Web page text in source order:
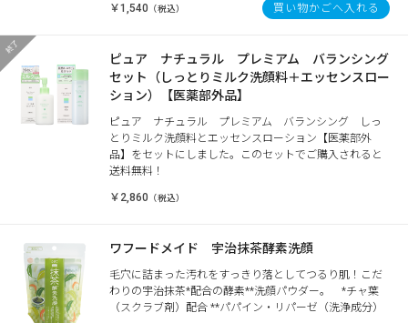
￥1,540 （税込） 買い物かごへ入れる
ピュア ナチュラル プレミアム バランシング
セット（しっとりミルク洗顔料＋エッセンスロー
ション）【医薬部外品】
ピュア ナチュラル プレミアム バランシング しっ
とりミルク洗顔料とエッセンスローション【医薬部外
品】をセットにしました。このセットでご購入されると
送料無料！
￥2,860 （税込）
ワフードメイド 宇治抹茶酵素洗顔
毛穴に詰まった汚れをすっきり落としてつるり肌！こだ
わりの宇治抹茶*配合の酵素**洗顔パウダー。 *チャ葉
（スクラブ剤）配合 **パパイン・リパーゼ（洗浄成分）